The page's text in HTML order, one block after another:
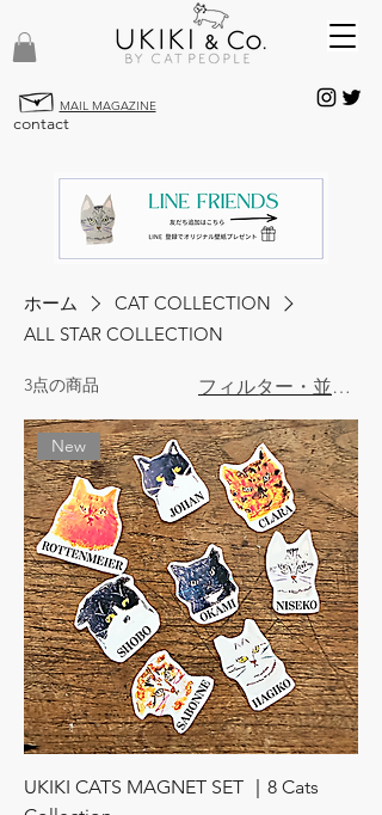
MAIL MAGAZINE
contact
ホーム
CAT COLLECTION
ALL STAR COLLECTION
3点の商品 フィルター・並び替え
New
UKIKI CATS MAGNET SET ｜8 Cats